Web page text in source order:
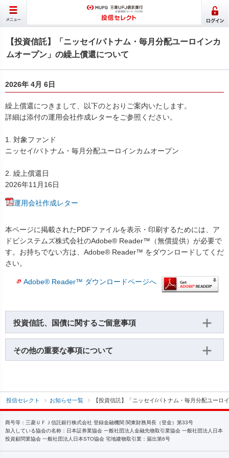
【投資信託】「ニッセイ/パトナム・毎月分配ユーロインカ
ムオープン」の繰上償還について
2026年 4月 6日
繰上償還につきまして、以下のとおりご案内いたします。
詳細は添付の運用会社作成レターをご参照ください。
1. 対象ファンド
ニッセイ/パトナム・毎月分配ユーロインカムオープン
2. 繰上償還日
2026年11月16日
運用会社作成レター
本ページに掲載されたPDFファイルを表示・印刷するためには、ア
ドビシステムズ株式会社のAdobe® Reader™（無償提供）が必要で
す。お持ちでない方は、Adobe® Reader™ をダウンロードしてくだ
さい。
Adobe® Reader™ ダウンロードページへ
投資信託、国債に関するご留意事項
その他の重要な事項について
投信セレクト お知らせ一覧 【投資信託】「ニッセイ/パトナム・毎月分配ユーロ
商号等：三菱ＵＦＪ信託銀行株式会社 登録金融機関 関東財務局長（登金）第33号
加入している協会の名称：日本証券業協会 一般社団法人金融先物取引業協会 一般社団法人日本
投資顧問業協会 一般社団法人日本STO協会 宅地建物取引業：届出第6号